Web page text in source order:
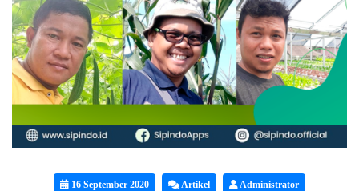
16 September 2020 Artikel Administrator